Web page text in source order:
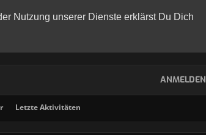
Nutzung unserer Dienste erklärst Du Dich
Letzte Aktivitäten
ANMELDEN